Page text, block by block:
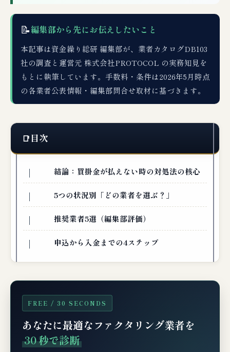
📝編集部から先にお伝えしたいこと
本記事は資金繰り総研 編集部が、業者カタログDB103
社の調査と運営元 株式会社PROTOCOL の実務知見を
もとに執筆しています。手数料・条件は2026年5月時点
の各業者公表情報・編集部問合せ取材に基づきます。
目次
結論：買掛金が払えない時の対処法の核心
5つの状況別「どの業者を選ぶ？」
推奨業者5選（編集部評価）
申込から入金までの4ステップ
FREE / 30 SECONDS
あなたに最適なファクタリング業者を
30 秒で診断